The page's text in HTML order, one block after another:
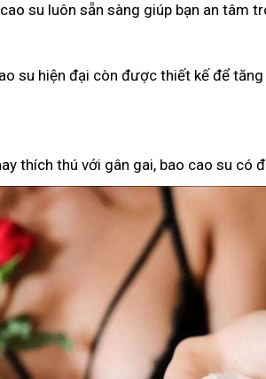
su luôn sẵn sàng giúp bạn an tâm
su hiện đại còn được thiết kế để
thích thú với gân gai, bao cao su có